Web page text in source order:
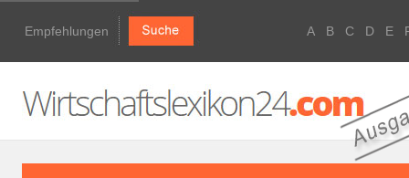
Empfehlungen A B C D E